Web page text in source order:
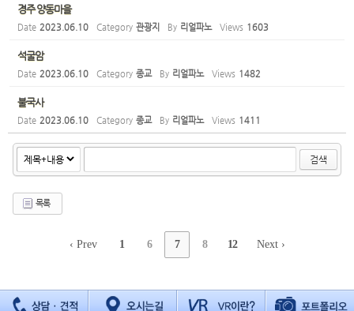
경주 양동마을
Date 2023.06.10 Category 관광지 By 리얼파노 Views 1603
석굴암
Date 2023.06.10 Category 종교 By 리얼파노 Views 1482
불국사
Date 2023.06.10 Category 종교 By 리얼파노 Views 1411
검색
목록
‹ Prev 1 6 7 8 12 Next ›